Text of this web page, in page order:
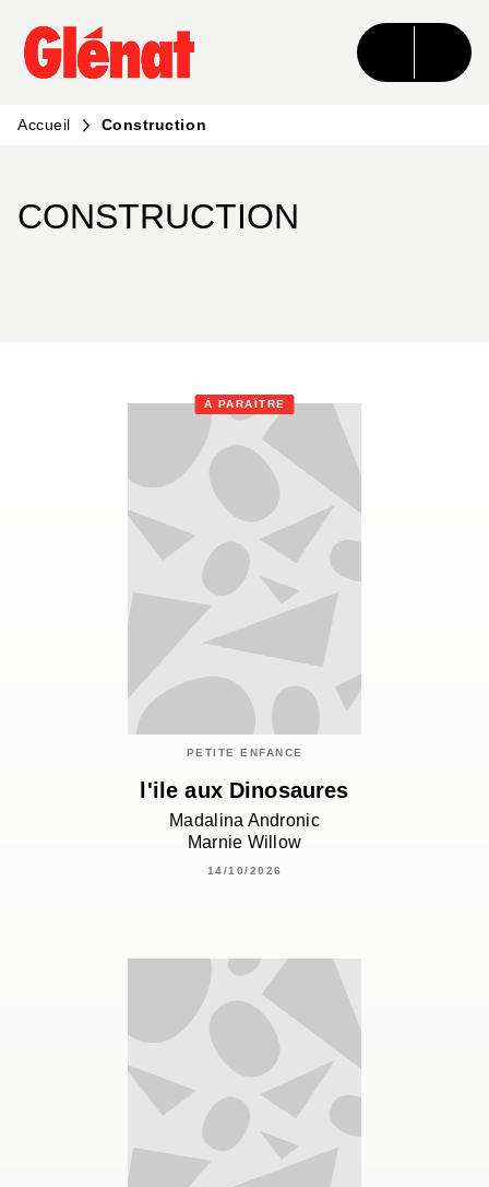
MENU RECHERCHE CONTENU
PIED DE PAGE
Accueil Construction
CONSTRUCTION
À PARAÎTRE
PETITE ENFANCE
l'ile aux Dinosaures
Madalina Andronic
Marnie Willow
14/10/2026